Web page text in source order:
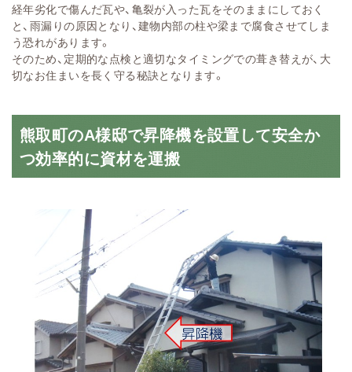
経年劣化で傷んだ瓦や、亀裂が入った瓦をそのままにしておく
と、雨漏りの原因となり、建物内部の柱や梁まで腐食させてしま
う恐れがあります。
そのため、定期的な点検と適切なタイミングでの葺き替えが、大
切なお住まいを長く守る秘訣となります。
熊取町のA様邸で昇降機を設置して安全か
つ効率的に資材を運搬